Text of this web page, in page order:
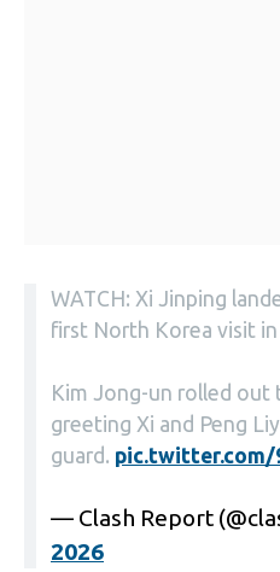
WATCH: Xi Jinping
first North Korea visit in
Kim Jong-un rolled out
greeting Xi and Peng
guard. pic.twitter.com/
— Clash Report
2026